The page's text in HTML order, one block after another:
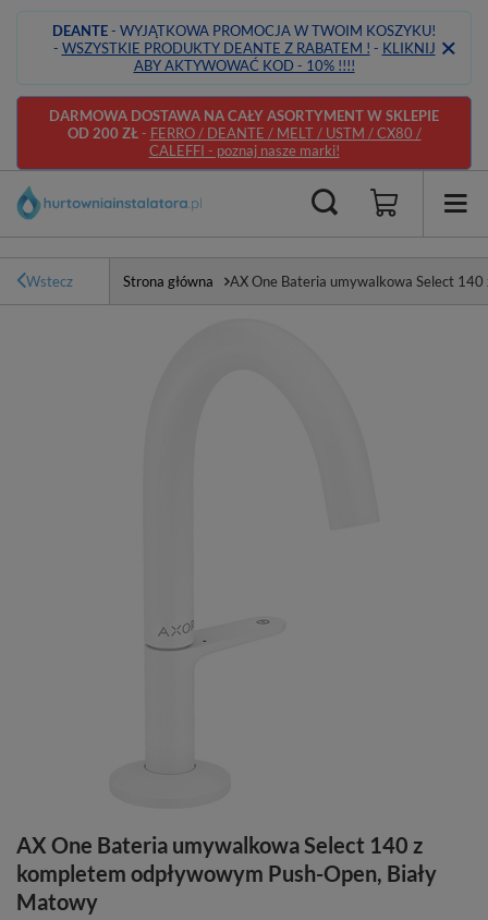
DEANTE- WYJĄTKOWA PROMOCJA W TWOIM KOSZYKU!
- WSZYSTKIE PRODUKTY DEANTE Z RABATEM ! - KLIKNIJ
ABY AKTYWOWAĆ KOD - 10% !!!!
DARMOWA DOSTAWA NA CAŁY ASORTYMENT W SKLEPIE
OD 200 ZŁ- FERRO / DEANTE / MELT / USTM / CX80 /
CALEFFI - poznaj nasze marki!
Wstecz Strona główna AX One Bateria umywalkowa Select
AX One Bateria umywalkowa Select 140 z
kompletem odpływowym Push-Open, Biały
Matowy